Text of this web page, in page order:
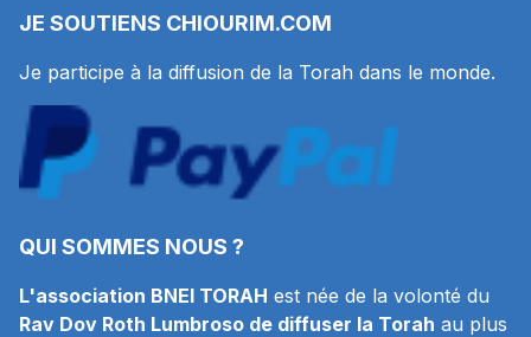
JE SOUTIENS CHIOURIM.COM
Je participe à la diffusion de la Torah dans le monde.
QUI SOMMES NOUS ?
L'association BNEI TORAH est née de la volonté du
Rav Dov Roth Lumbroso de diffuser la Torah au plus